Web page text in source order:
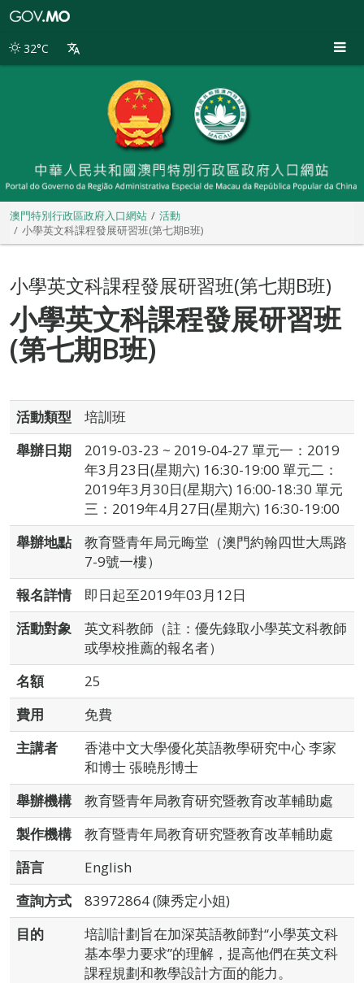
別
32°C
澳門特別行政區政府入口網站
活動
小學英文科課程發展研習班(第七期B班)
小學英文科課程發展研習班(第七期B班)
小學英文科課程發展研習班
(第七期B班)
活動類型
培訓班
舉辦日期
2019-03-23 ~ 2019-04-27 單元一：2019
年3月23日(星期六) 16:30-19:00 單元二：
2019年3月30日(星期六) 16:00-18:30 單元
三：2019年4月27日(星期六) 16:30-19:00
舉辦地點
教育暨青年局元晦堂（澳門約翰四世大馬路
7-9號一樓）
報名詳情
即日起至2019年03月12日
活動對象
英文科教師（註：優先錄取小學英文科教師
或學校推薦的報名者）
名額
25
費用
免費
主講者
香港中文大學優化英語教學研究中心 李家
和博士 張曉彤博士
舉辦機構
教育暨青年局教育研究暨教育改革輔助處
製作機構
教育暨青年局教育研究暨教育改革輔助處
語言
English
查詢方式
83972864 (陳秀定小姐)
目的
培訓計劃旨在加深英語教師對“小學英文科
基本學力要求”的理解，提高他們在英文科
課程規劃和教學設計方面的能力。